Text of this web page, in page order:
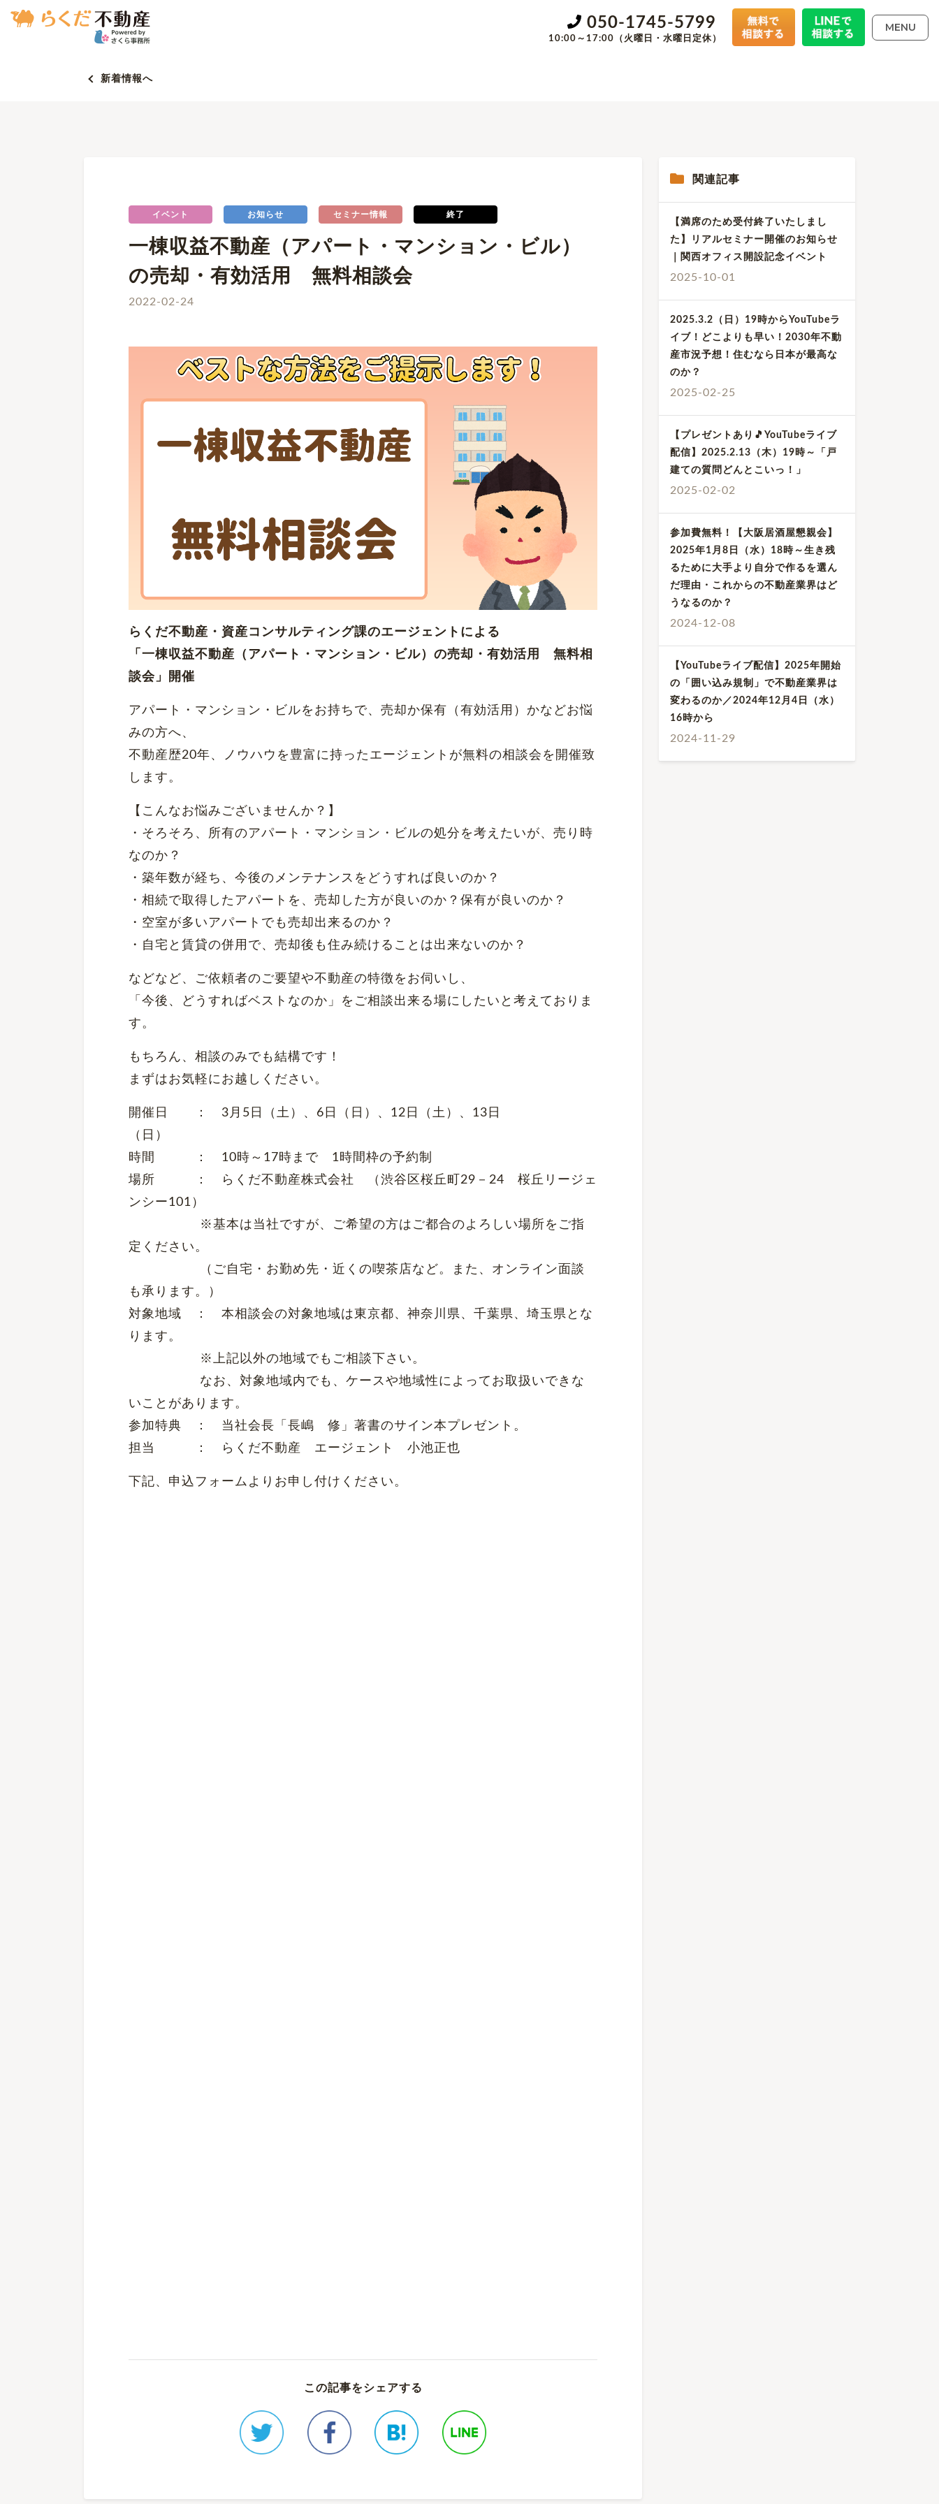
050-1745-5799
10:00～17:00（火曜日・水曜日定休）
MENU
新着情報へ
イベント お知らせ セミナー情報 終了
一棟収益不動産（アパート・マンション・ビル）
の売却・有効活用 無料相談会
2022-02-24
らくだ不動産・資産コンサルティング課のエージェントによる
「一棟収益不動産（アパート・マンション・ビル）の売却・有効活用 無料相
談会」開催
アパート・マンション・ビルをお持ちで、売却か保有（有効活用）かなどお悩
みの方へ、
不動産歴20年、ノウハウを豊富に持ったエージェントが無料の相談会を開催致
します。
【こんなお悩みございませんか？】
・そろそろ、所有のアパート・マンション・ビルの処分を考えたいが、売り時
なのか？
・築年数が経ち、今後のメンテナンスをどうすれば良いのか？
・相続で取得したアパートを、売却した方が良いのか？保有が良いのか？
・空室が多いアパートでも売却出来るのか？
・自宅と賃貸の併用で、売却後も住み続けることは出来ないのか？
などなど、ご依頼者のご要望や不動産の特徴をお伺いし、
「今後、どうすればベストなのか」をご相談出来る場にしたいと考えておりま
す。
もちろん、相談のみでも結構です！
まずはお気軽にお越しください。
開催日 ： 3月5日（土）、6日（日）、12日（土）、13日
（日）
時間 ： 10時～17時まで 1時間枠の予約制
場所 ： らくだ不動産株式会社 （渋谷区桜丘町29－24 桜丘リージェ
ンシー101）
※基本は当社ですが、ご希望の方はご都合のよろしい場所をご指
定ください。
（ご自宅・お勤め先・近くの喫茶店など。また、オンライン面談
も承ります。）
対象地域 ： 本相談会の対象地域は東京都、神奈川県、千葉県、埼玉県とな
ります。
※上記以外の地域でもご相談下さい。
なお、対象地域内でも、ケースや地域性によってお取扱いできな
いことがあります。
参加特典 ： 当社会長「長嶋 修」著書のサイン本プレゼント。
担当 ： らくだ不動産 エージェント 小池正也
下記、申込フォームよりお申し付けください。
この記事をシェアする
関連記事
【満席のため受付終了いたしまし
た】リアルセミナー開催のお知らせ
｜関西オフィス開設記念イベント
2025-10-01
2025.3.2（日）19時からYouTubeラ
イブ！どこよりも早い！2030年不動
産市況予想！住むなら日本が最高な
のか？
2025-02-25
【プレゼントあり🎵YouTubeライブ
配信】2025.2.13（木）19時～「戸
建ての質問どんとこいっ！」
2025-02-02
参加費無料！【大阪居酒屋懇親会】
2025年1月8日（水）18時～生き残
るために大手より自分で作るを選ん
だ理由・これからの不動産業界はど
うなるのか？
2024-12-08
【YouTubeライブ配信】2025年開始
の「囲い込み規制」で不動産業界は
変わるのか／2024年12月4日（水）
16時から
2024-11-29